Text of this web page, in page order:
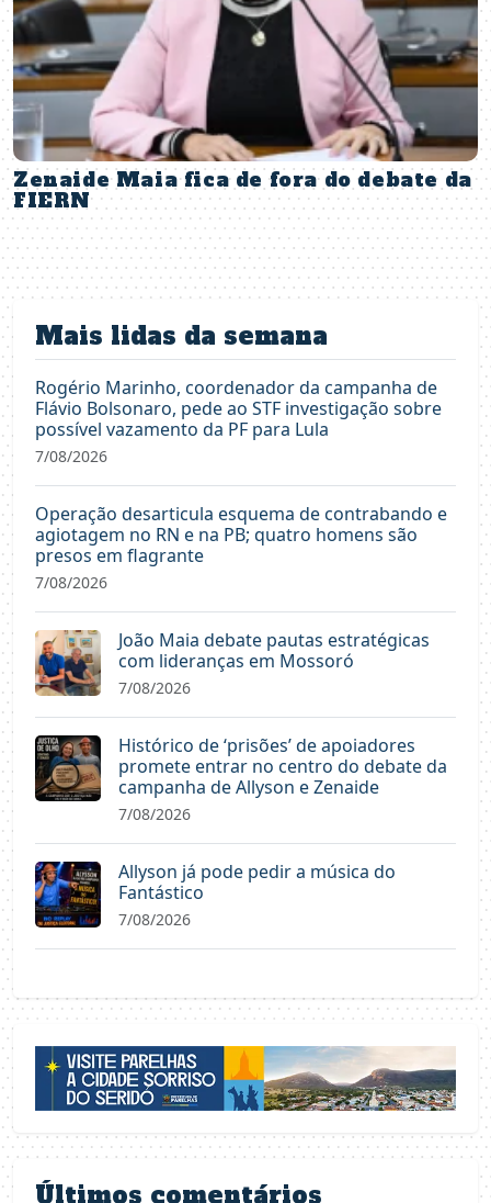
Zenaide Maia fica de fora do debate da
FIERN
Mais lidas da semana
Rogério Marinho, coordenador da campanha de
Flávio Bolsonaro, pede ao STF investigação sobre
possível vazamento da PF para Lula
7/08/2026
Operação desarticula esquema de contrabando e
agiotagem no RN e na PB; quatro homens são
presos em flagrante
7/08/2026
João Maia debate pautas estratégicas
com lideranças em Mossoró
7/08/2026
Histórico de ‘prisões’ de apoiadores
promete entrar no centro do debate da
campanha de Allyson e Zenaide
7/08/2026
Allyson já pode pedir a música do
Fantástico
7/08/2026
Últimos comentários